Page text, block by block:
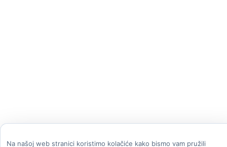
Na našoj web stranici koristimo kolačiće kako bismo vam pružili